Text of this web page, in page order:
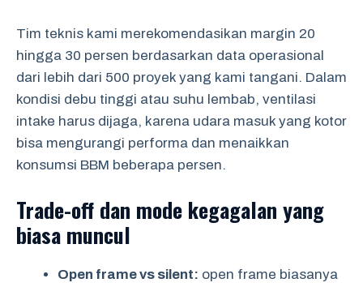
Tim teknis kami merekomendasikan margin 20
hingga 30 persen berdasarkan data operasional
dari lebih dari 500 proyek yang kami tangani. Dalam
kondisi debu tinggi atau suhu lembab, ventilasi
intake harus dijaga, karena udara masuk yang kotor
bisa mengurangi performa dan menaikkan
konsumsi BBM beberapa persen.
Trade-off dan mode kegagalan yang
biasa muncul
Open frame vs silent: open frame biasanya